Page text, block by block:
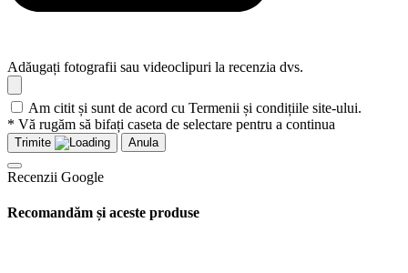
Adăugați fotografii sau videoclipuri la recenzia dvs.
Am citit și sunt de acord cu Termenii și condițiile site-ului.
* Vă rugăm să bifați caseta de selectare pentru a continua
Trimite Anula
Recenzii Google
Recomandăm și aceste produse